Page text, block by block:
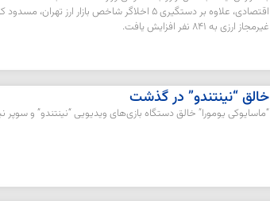
اقتصادی، علاوه بر دستگیری ۵ اخلاگر شاخص بازار
غیرمجاز ارزی به ۸۴۱ نفر افزایش یافت.
خالق “نینتندو” در گذشت
“ماسایوکی یومورا” خالق دستگاه بازی‌های ویدیویی “نینتندو” و سوپر نینتندو” در